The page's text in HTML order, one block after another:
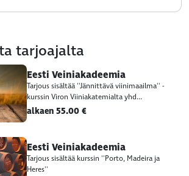
tarjoajalta
Eesti Veiniakadeemia
Tarjous sisältää ''Jännittävä viinimaailma'' -
kurssin Viron Viiniakatemialta yhd...
alkaen 55.00 €
Eesti Veiniakadeemia
Tarjous sisältää kurssin ''Porto, Madeira ja
Heres''